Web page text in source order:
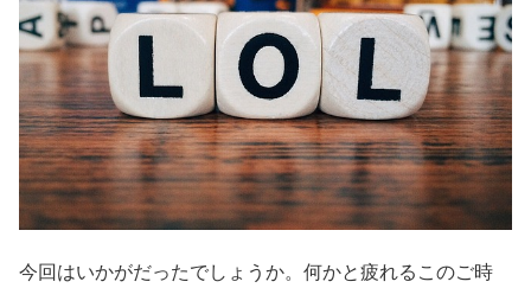
今回はいかがだったでしょうか。何かと疲れるこのご時